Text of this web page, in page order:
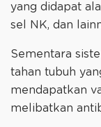
yang didapat
sel NK, dan
Sementara
tahan tubuh
mendapatkan
melibatkan